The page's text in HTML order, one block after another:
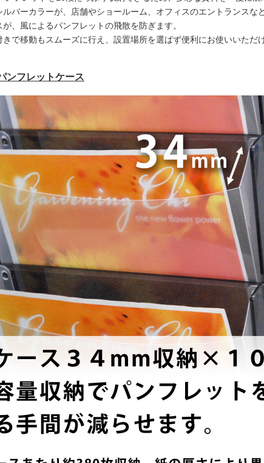
バーカラーが、店舗やショールーム、オフィスのエントランスな
、風によるパンフレットの飛散を防ぎます。
きで移動もスムーズに行え、設置場所を選ばず便利にお使いいただけ
ンフレットケース